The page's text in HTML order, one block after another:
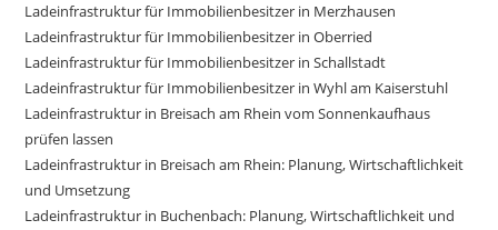
Ladeinfrastruktur für Immobilienbesitzer in Merzhausen
Ladeinfrastruktur für Immobilienbesitzer in Oberried
Ladeinfrastruktur für Immobilienbesitzer in Schallstadt
Ladeinfrastruktur für Immobilienbesitzer in Wyhl am Kaiserstuhl
Ladeinfrastruktur in Breisach am Rhein vom Sonnenkaufhaus
prüfen lassen
Ladeinfrastruktur in Breisach am Rhein: Planung, Wirtschaftlichkeit
und Umsetzung
Ladeinfrastruktur in Buchenbach: Planung, Wirtschaftlichkeit und